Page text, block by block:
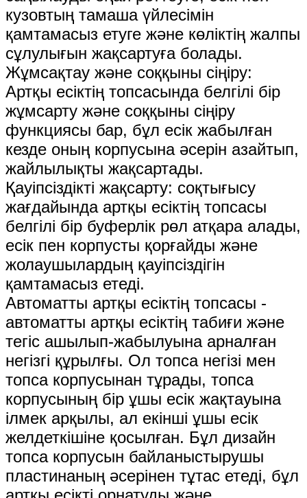
кузовтың тамаша үйлесімін
қамтамасыз етуге және көліктің жалпы
сұлулығын жақсартуға болады.
Жұмсақтау және соққыны сіңіру:
Артқы есіктің топсасында белгілі бір
жұмсарту және соққыны сіңіру
функциясы бар, бұл есік жабылған
кезде оның корпусына әсерін азайтып,
жайлылықты жақсартады.
Қауіпсіздікті жақсарту: соқтығысу
жағдайында артқы есіктің топсасы
белгілі бір буферлік рөл атқара алады,
есік пен корпусты қорғайды және
жолаушылардың қауіпсіздігін
қамтамасыз етеді.
Автоматты артқы есіктің топсасы -
автоматты артқы есіктің табиғи және
тегіс ашылып-жабылуына арналған
негізгі құрылғы. Ол топса негізі мен
топса корпусынан тұрады, топса
корпусының бір ұшы есік жақтауына
ілмек арқылы, ал екінші ұшы есік
желдеткішіне қосылған. Бұл дизайн
топса корпусын байланыстырушы
пластинаның әсерінен тұтас етеді, бұл